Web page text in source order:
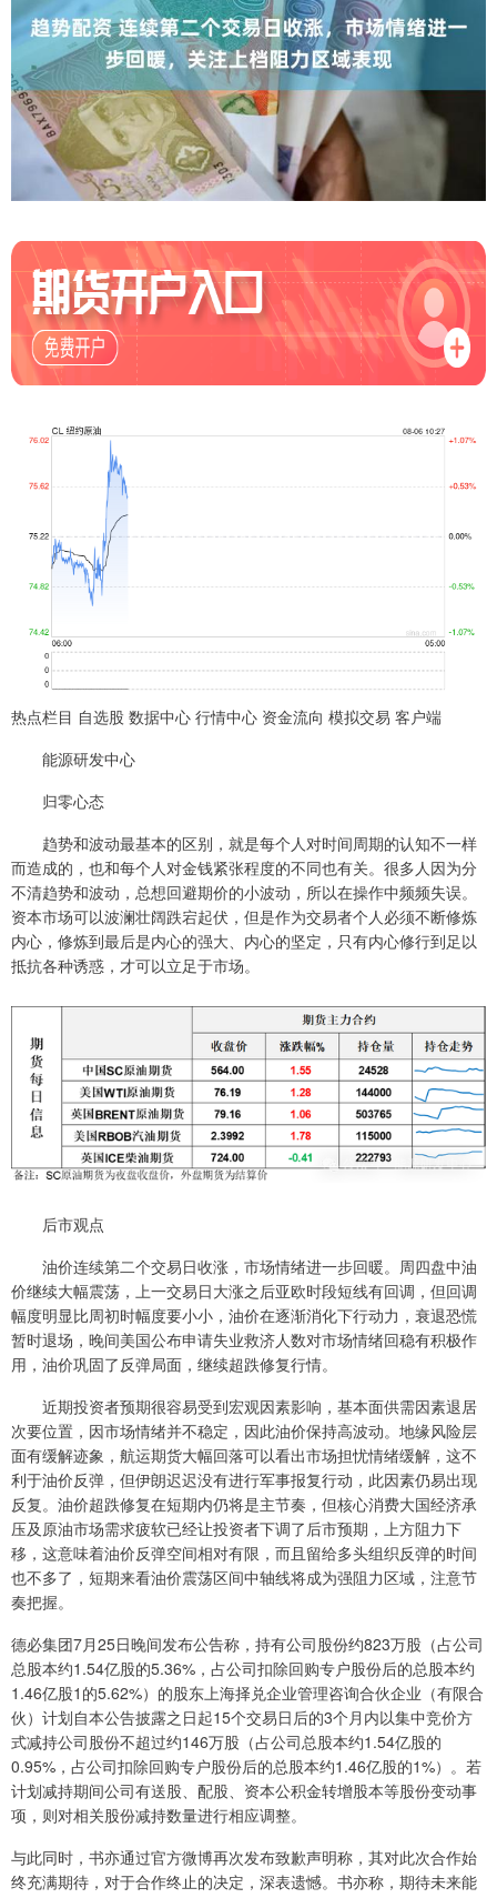
热点栏目 自选股 数据中心 行情中心 资金流向 模拟交易 客户端
能源研发中心
归零心态
趋势和波动最基本的区别，就是每个人对时间周期的认知不一样
而造成的，也和每个人对金钱紧张程度的不同也有关。很多人因为分
不清趋势和波动，总想回避期价的小波动，所以在操作中频频失误。
资本市场可以波澜壮阔跌宕起伏，但是作为交易者个人必须不断修炼
内心，修炼到最后是内心的强大、内心的坚定，只有内心修行到足以
抵抗各种诱惑，才可以立足于市场。
后市观点
油价连续第二个交易日收涨，市场情绪进一步回暖。周四盘中油
价继续大幅震荡，上一交易日大涨之后亚欧时段短线有回调，但回调
幅度明显比周初时幅度要小小，油价在逐渐消化下行动力，衰退恐慌
暂时退场，晚间美国公布申请失业救济人数对市场情绪回稳有积极作
用，油价巩固了反弹局面，继续超跌修复行情。
近期投资者预期很容易受到宏观因素影响，基本面供需因素退居
次要位置，因市场情绪并不稳定，因此油价保持高波动。地缘风险层
面有缓解迹象，航运期货大幅回落可以看出市场担忧情绪缓解，这不
利于油价反弹，但伊朗迟迟没有进行军事报复行动，此因素仍易出现
反复。油价超跌修复在短期内仍将是主节奏，但核心消费大国经济承
压及原油市场需求疲软已经让投资者下调了后市预期，上方阻力下
移，这意味着油价反弹空间相对有限，而且留给多头组织反弹的时间
也不多了，短期来看油价震荡区间中轴线将成为强阻力区域，注意节
奏把握。
德必集团7月25日晚间发布公告称，持有公司股份约823万股（占公司
总股本约1.54亿股的5.36%，占公司扣除回购专户股份后的总股本约
1.46亿股1的5.62%）的股东上海择兑企业管理咨询合伙企业（有限合
伙）计划自本公告披露之日起15个交易日后的3个月内以集中竞价方
式减持公司股份不超过约146万股（占公司总股本约1.54亿股的
0.95%，占公司扣除回购专户股份后的总股本约1.46亿股的1%）。若
计划减持期间公司有送股、配股、资本公积金转增股本等股份变动事
项，则对相关股份减持数量进行相应调整。
与此同时，书亦通过官方微博再次发布致歉声明称，其对此次合作始
终充满期待，对于合作终止的决定，深表遗憾。书亦称，期待未来能